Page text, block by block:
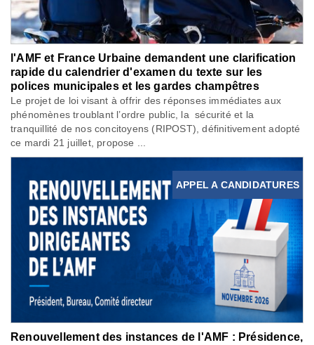
l'AMF et France Urbaine demandent une clarification
rapide du calendrier d'examen du texte sur les
polices municipales et les gardes champêtres
Le projet de loi visant à offrir des réponses immédiates aux
phénomènes troublant l’ordre public, la sécurité et la
tranquillité de nos concitoyens (RIPOST), définitivement adopté
ce mardi 21 juillet, propose ...
APPEL A CANDIDATURES
Renouvellement des instances de l'AMF : Présidence,